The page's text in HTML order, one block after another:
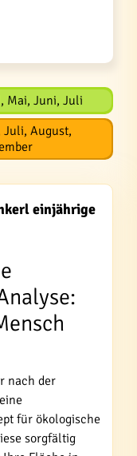
Mai, Juni, Juli
Juli, August,
einjährige
nach der
für ökologische
sorgfältig